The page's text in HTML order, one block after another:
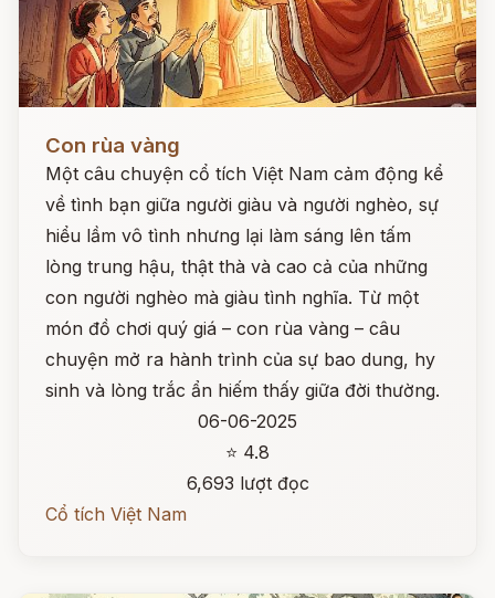
Con rùa vàng
Một câu chuyện cổ tích Việt Nam cảm động kể
về tình bạn giữa người giàu và người nghèo, sự
hiểu lầm vô tình nhưng lại làm sáng lên tấm
lòng trung hậu, thật thà và cao cả của những
con người nghèo mà giàu tình nghĩa. Từ một
món đồ chơi quý giá – con rùa vàng – câu
chuyện mở ra hành trình của sự bao dung, hy
sinh và lòng trắc ẩn hiếm thấy giữa đời thường.
06-06-2025
⭐ 4.8
6,693 lượt đọc
Cổ tích Việt Nam